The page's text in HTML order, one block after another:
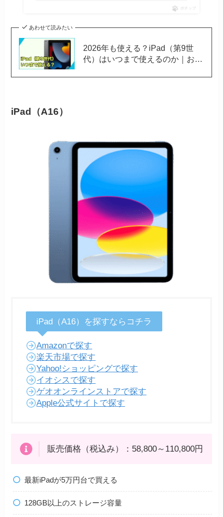
ポチップ
あわせて読みたい
2026年も使える？iPad（第9世
代）はいつまで使えるのか｜おす
iPad（A16）
iPad（A16）を探すならコチラ
Amazonで探す
楽天市場で探す
Yahoo!ショッピングで探す
イオシスで探す
ゲオオンラインストアで探す
Apple公式サイトで探す
販売価格（税込み）：58,800～110,800円
最新iPadが5万円台で買える
128GB以上のストレージ容量